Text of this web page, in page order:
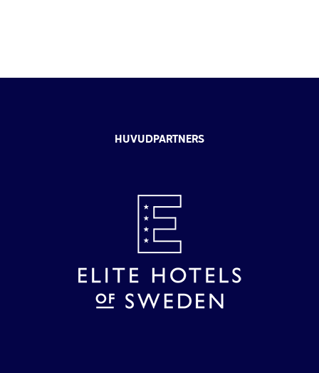
HUVUDPARTNERS